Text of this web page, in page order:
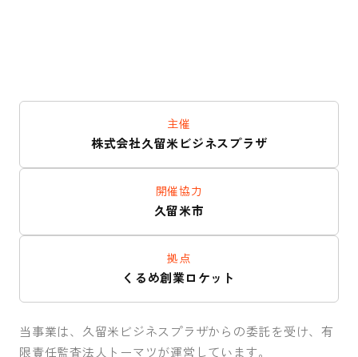
主催
株式会社久留米ビジネスプラザ
開催協力
久留米市
拠点
くるめ創業ロケット
当事業は、久留米ビジネスプラザからの委託を受け、有
限責任監査法人トーマツが運営しています。